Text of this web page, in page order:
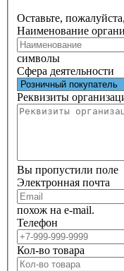
Оставьте,
Наименование
символы
Сфера деятельности
Реквизиты
Вы пропустили поле
Электронная почта
похож на e-mail.
Телефон
Кол-во товара